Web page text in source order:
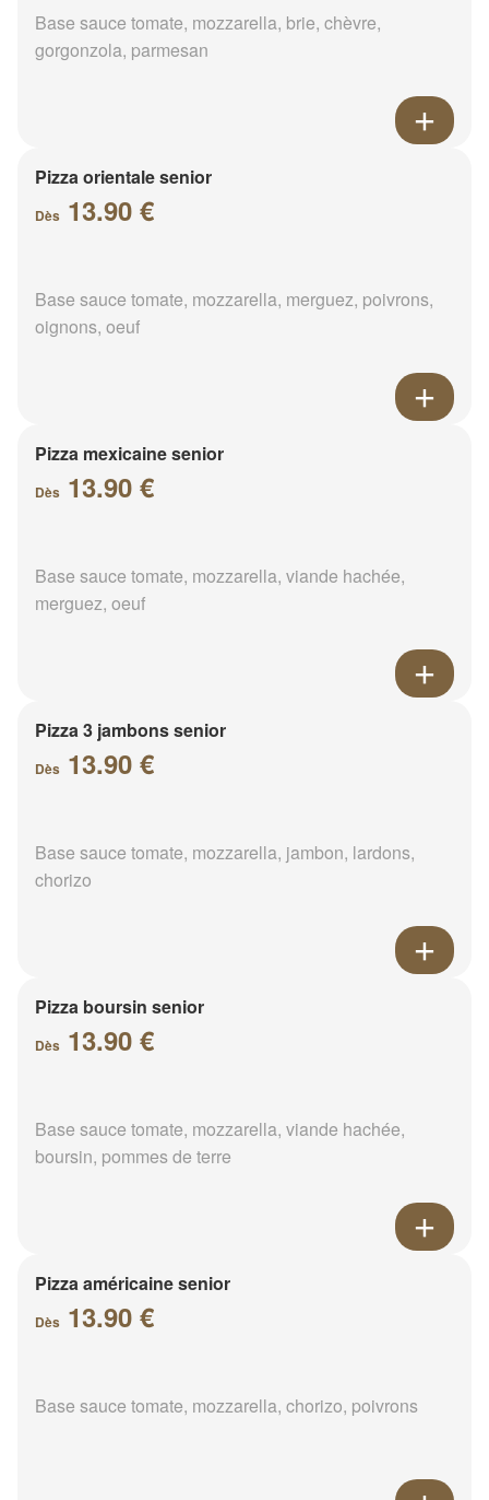
Base sauce tomate, mozzarella, brie, chèvre,
gorgonzola, parmesan
Pizza orientale senior
Dès 13.90 €
Base sauce tomate, mozzarella, merguez, poivrons,
oignons, oeuf
Pizza mexicaine senior
Dès 13.90 €
Base sauce tomate, mozzarella, viande hachée,
merguez, oeuf
Pizza 3 jambons senior
Dès 13.90 €
Base sauce tomate, mozzarella, jambon, lardons,
chorizo
Pizza boursin senior
Dès 13.90 €
Base sauce tomate, mozzarella, viande hachée,
boursin, pommes de terre
Pizza américaine senior
Dès 13.90 €
Base sauce tomate, mozzarella, chorizo, poivrons